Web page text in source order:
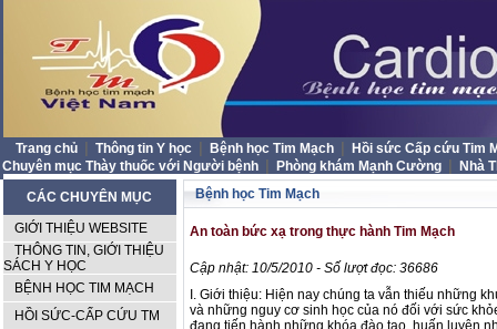
Trang chủ Thông tin Y học Bệnh học Tim Mạch
Hồi sức Cấp cứu Tim
Chuyên mục Thày thuốc với Người bệnh
Phòng khám Mạnh Cường
Nhà
CÁC CHUYÊN MỤC
GIỚI THIỆU WEBSITE
THÔNG TIN, GIỚI THIỆU
SÁCH Y HỌC
BỆNH HỌC TIM MẠCH
HỒI SỨC-CẤP CỨU TM
Bệnh học Tim Mạch
An toàn bức xạ trong thực hành Tim Mạch
Cập nhật: 10/5/2010 - Số lượt đọc: 36686
I. Giới thiệu: Hiện nay chúng ta vẫn thiếu những
và những nguy cơ sinh học của nó đối với sức
đang tiến hành những khóa đào tạo, huấn luyện